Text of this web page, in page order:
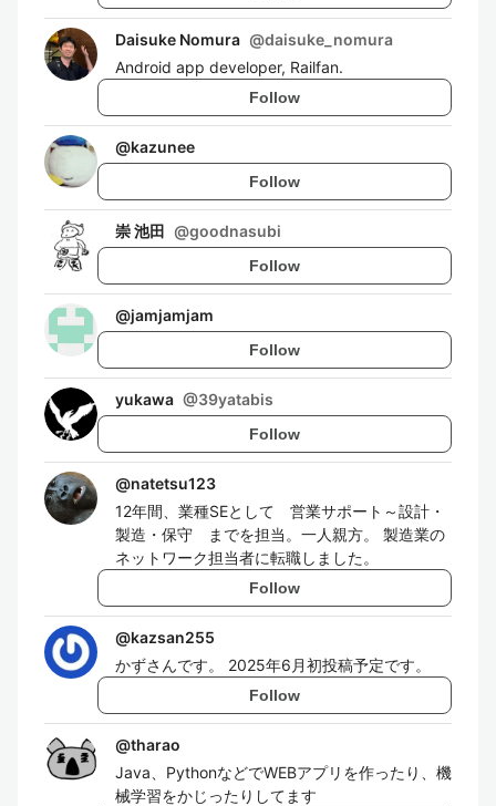
Daisuke Nomura @daisuke_nomura
Android app developer, Railfan.
Follow
@kazunee
Follow
崇 池田 @goodnasubi
Follow
@jamjamjam
Follow
yukawa @39yatabis
Follow
@natetsu123
12年間、業種SEとして 営業サポート～設計・
製造・保守 までを担当。一人親方。 製造業の
ネットワーク担当者に転職しました。
Follow
@kazsan255
かずさんです。 2025年6月初投稿予定です。
Follow
@tharao
Java、PythonなどでWEBアプリを作ったり、機
械学習をかじったりしてます